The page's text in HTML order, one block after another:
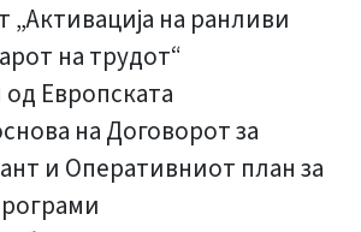
„Активација на ранливи
на трудот“
Европската
на Договорот за
и Оперативниот план за